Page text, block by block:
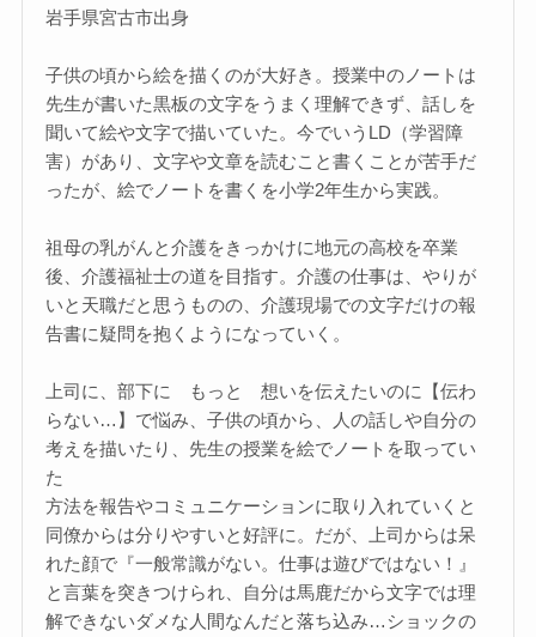
岩手県宮古市出身
子供の頃から絵を描くのが大好き。授業中のノートは
先生が書いた黒板の文字をうまく理解できず、話しを
聞いて絵や文字で描いていた。今でいうLD（学習障
害）があり、文字や文章を読むこと書くことが苦手だ
ったが、絵でノートを書くを小学2年生から実践。
祖母の乳がんと介護をきっかけに地元の高校を卒業
後、介護福祉士の道を目指す。介護の仕事は、やりが
いと天職だと思うものの、介護現場での文字だけの報
告書に疑問を抱くようになっていく。
上司に、部下に もっと 想いを伝えたいのに【伝わ
らない…】で悩み、子供の頃から、人の話しや自分の
考えを描いたり、先生の授業を絵でノートを取ってい
た
方法を報告やコミュニケーションに取り入れていくと
同僚からは分りやすいと好評に。だが、上司からは呆
れた顔で『一般常識がない。仕事は遊びではない！』
と言葉を突きつけられ、自分は馬鹿だから文字では理
解できないダメな人間なんだと落ち込み…ショックの